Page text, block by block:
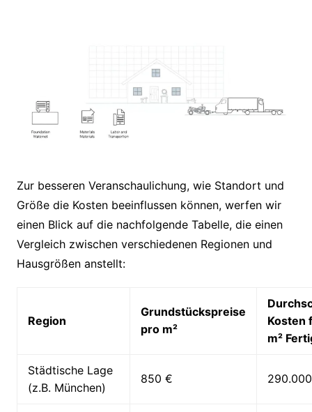
Zur besseren Veranschaulichung, wie Standort und
Größe die Kosten beeinflussen können, werfen wir
einen Blick auf die nachfolgende Tabelle, die einen
Vergleich zwischen verschiedenen Regionen und
Hausgrößen anstellt:
Region
Grundstückspreise
pro m²
Kosten
m²
Städtische Lage
(z.B. München)
850 €